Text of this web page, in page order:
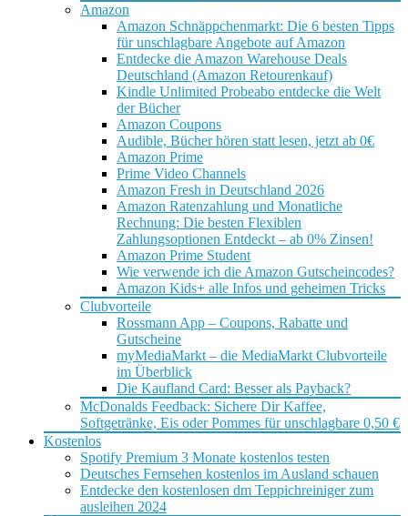
Amazon
Amazon Schnäppchenmarkt: Die 6 besten Tipps
für unschlagbare Angebote auf Amazon
Entdecke die Amazon Warehouse Deals
Deutschland (Amazon Retourenkauf)
Kindle Unlimited Probeabo entdecke die Welt
der Bücher
Amazon Coupons
Audible, Bücher hören statt lesen, jetzt ab 0€
Amazon Prime
Prime Video Channels
Amazon Fresh in Deutschland 2026
Amazon Ratenzahlung und Monatliche
Rechnung: Die besten Flexiblen
Zahlungsoptionen Entdeckt – ab 0% Zinsen!
Amazon Prime Student
Wie verwende ich die Amazon Gutscheincodes?
Amazon Kids+ alle Infos und geheimen Tricks
Clubvorteile
Rossmann App – Coupons, Rabatte und
Gutscheine
myMediaMarkt – die MediaMarkt Clubvorteile
im Überblick
Die Kaufland Card: Besser als Payback?
McDonalds Feedback: Sichere Dir Kaffee,
Softgetränke, Eis oder Pommes für unschlagbare 0,50 €
Kostenlos
Spotify Premium 3 Monate kostenlos testen
Deutsches Fernsehen kostenlos im Ausland schauen
Entdecke den kostenlosen dm Teppichreiniger zum
ausleihen 2024